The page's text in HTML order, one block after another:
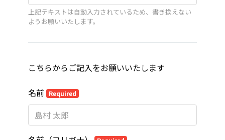
上記テキストは自動入力されているため、書き換えない
ようお願いいたします。
こちらからご記入をお願いいたします
名前 Required